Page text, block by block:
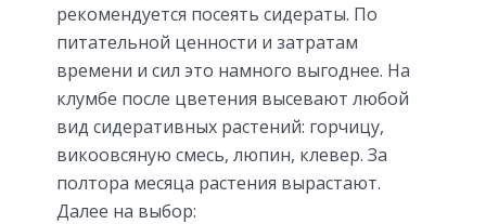
рекомендуется посеять сидераты. По
питательной ценности и затратам
времени и сил это намного выгоднее. На
клумбе после цветения высевают любой
вид сидеративных растений: горчицу,
викоовсяную смесь, люпин, клевер. За
полтора месяца растения вырастают.
Далее на выбор: